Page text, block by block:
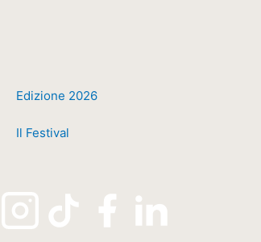
Edizione 2026
Il Festival